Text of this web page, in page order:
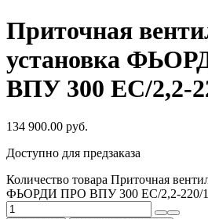
Приточная
установка
ВПУ 300 ЕС/2,2-
134 900.00 руб.
Доступно для предзаказа
Количество товара Приточная
ФЬОРДИ ПРО ВПУ 300 ЕС/2,2-220/